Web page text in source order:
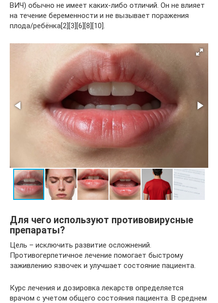
ВИЧ) обычно не имеет каких-либо отличий. Он не влияет
на течение беременности и не вызывает поражения
плода/ребёнка[2][3][6][8][10].
Для чего используют противовирусные
препараты?
Цель – исключить развитие осложнений.
Противогерпетичное лечение помогает быстрому
заживлению язвочек и улучшает состояние пациента.
Курс лечения и дозировка лекарств определяется
врачом с учетом общего состояния пациента. В среднем